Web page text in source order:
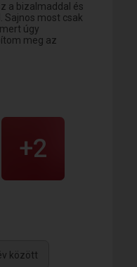
a bizalmaddal és
Sajnos most csak
úgy
meg az
+2
között